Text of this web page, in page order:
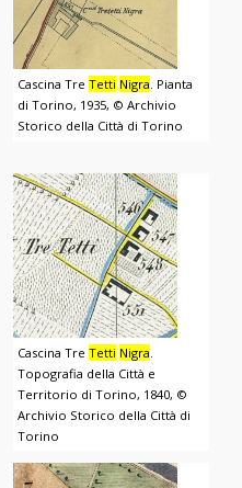
Cascina TreTetti Nigra. Pianta
di Torino, 1935, © Archivio
Storico della Città di Torino
Cascina TreTetti Nigra.
Topografia della Città e
Territorio di Torino, 1840, ©
Archivio Storico della Città di
Torino